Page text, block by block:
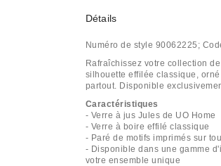
Détails
Numéro de style 90062225;
Rafraîchissez votre collection
silhouette effilée classique,
partout. Disponible
Caractéristiques
- Verre à jus Jules de UO Home
- Verre à boire effilé classique
- Paré de motifs imprimés sur
- Disponible dans une gamme
votre ensemble unique